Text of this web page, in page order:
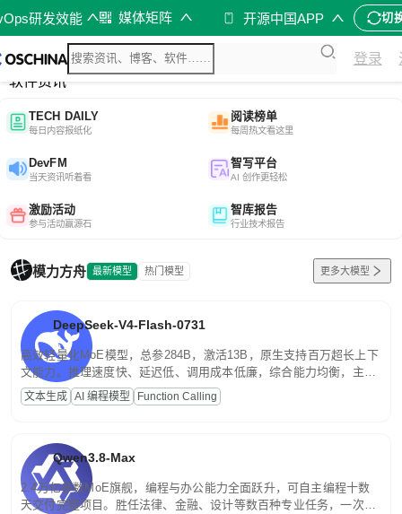
研发效能 媒体矩阵 开源中国APP 切
登录
综合
开源资讯
软件资讯
TECH DAILY
每日内容报纸化
阅读榜单
每周热文看这里
DevFM
当天资讯听着看
智写平台
AI 创作更轻松
激励活动
参与活动赢源石
智库报告
行业技术报告
模力方舟 最新模型 热门模型 更多大模型
DeepSeek-V4-Flash-0731
高效轻量化MoE模型，总参284B，激活13B，原生支持百万超长上下
文能力。推理速度快、延迟低、调用成本低廉，综合能力均衡，主打
高并发、轻量化任务，适合日常对话、内容创作、基础 RAG、批量
文案处理等普惠刚需场景。
文本生成 AI 编程模型 Function Calling
Qwen3.8-Max
2.4万亿参数MoE旗舰，编程与办公能力全面跃升，可自主编程十数
天交付完整项目。胜任法律、金融、设计等数百种专业任务，一次对